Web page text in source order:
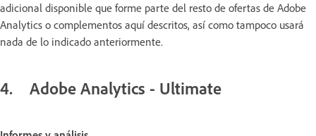
adicional disponible que forme parte del resto de ofertas de Adobe
Analytics o complementos aquí descritos, así como tampoco usará
nada de lo indicado anteriormente.
4. Adobe Analytics - Ultimate